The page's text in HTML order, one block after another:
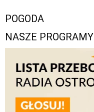
POGODA
NASZE PROGRAMY